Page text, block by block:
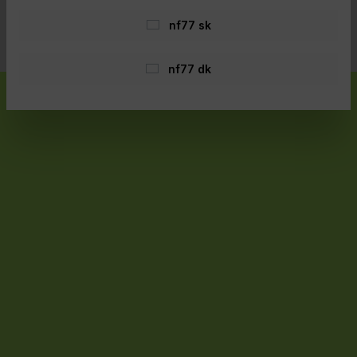
kapcsolatba velünk az alábbi címen:
nf77 sk
nf77 dk